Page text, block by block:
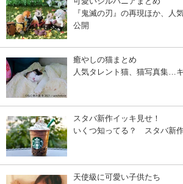
『鬼滅の刃』の再現ほか、人
公開
癒やしの猫まとめ
人気タレント猫、猫写真集…
スタバ新作イッキ見せ！
いくつ知ってる？ スタバ新
天使級に可愛い子供たち